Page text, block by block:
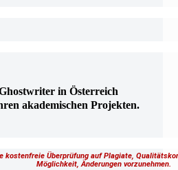
in Österreich
akademischen Projekten.
kostenfreie Überprüfung auf Plagiate,
Möglichkeit, Änderungen vorzunehmen.